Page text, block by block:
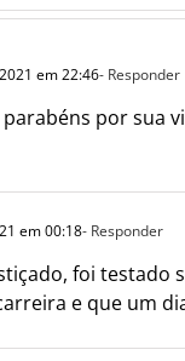
em 22:46- Responder
por sua
em 00:18- Responder
foi testado
e que um